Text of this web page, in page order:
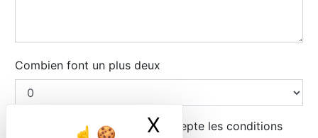
X Masquer le
Combien font un plus deux
En cochant cette case, j'accepte les conditions